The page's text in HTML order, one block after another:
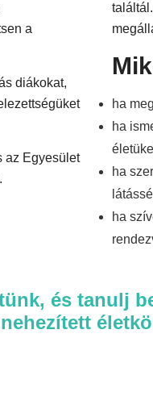
a
diákokat,
az Egyesület
ha
ha
ha
ha
és tanulj